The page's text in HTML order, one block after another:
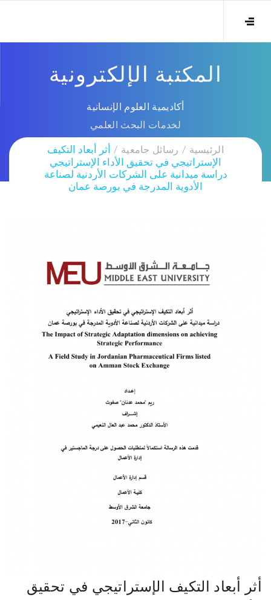
المكتبة الإلكترونية
أكاديمية العلوم الإنسانية
لخدمات البحث العلمي
الرئيسية رسائل جامعية
أثر أبعاد التكيف
الإستراتيجي في تحقيق الأداء الإستراتيجي
دراسة ميدانية على الشركات الأردنية لصناعة
الأدوية المدرجة في بورصة عمان
أثر أبعاد التكيف الإستراتيجي في تحقيق